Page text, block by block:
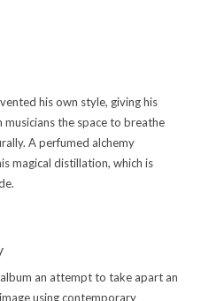
his own style, giving his
musicians the space to breathe
A perfumed alchemy
magical distillation, which is
an attempt to take apart an
using contemporary